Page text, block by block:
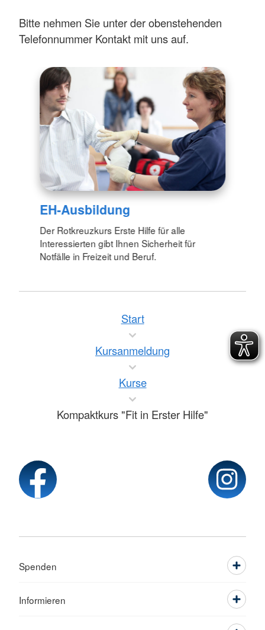
Bitte nehmen Sie unter der obenstehenden
Telefonnummer Kontakt mit uns auf.
EH-Ausbildung
Der Rotkreuzkurs Erste Hilfe für alle
Interessierten gibt Ihnen Sicherheit für
Notfälle in Freizeit und Beruf.
Start
Kursanmeldung
Kurse
Kompaktkurs "Fit in Erster Hilfe"
Spenden
Informieren